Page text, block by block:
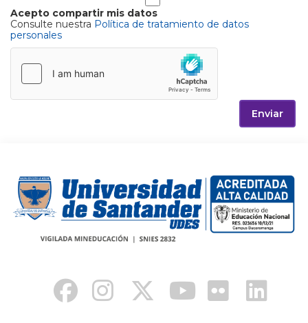
Acepto compartir mis datos
Consulte nuestra Política de tratamiento de datos
personales
Enviar